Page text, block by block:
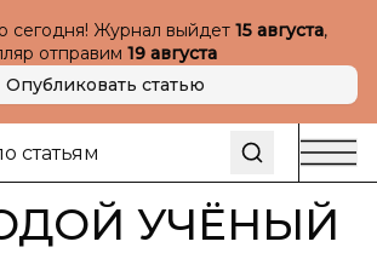
сегодня! Журнал выйдет 15 августа,
отправим 19 августа
Опубликовать статью
УЧЁНЫЙ